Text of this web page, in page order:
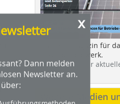
x
Dann melden
Newsletter an.
Das Profimagazin für
Holzbauhandwerk.
Hier geht es zur
dach+holzbau.
Weitere Medien